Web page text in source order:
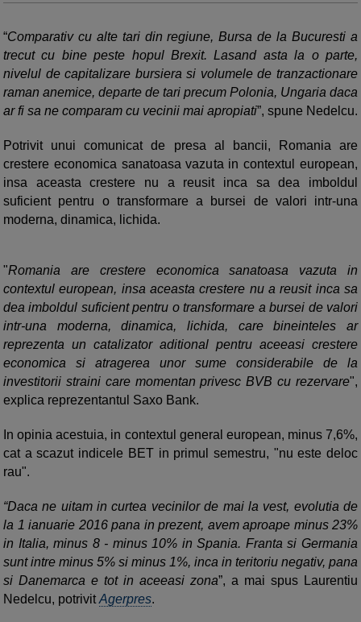
“Comparativ cu alte tari din regiune, Bursa de la Bucuresti a
trecut cu bine peste hopul Brexit. Lasand asta la o parte,
nivelul de capitalizare bursiera si volumele de tranzactionare
raman anemice, departe de tari precum Polonia, Ungaria daca
ar fi sa ne comparam cu vecinii mai apropiati”, spune Nedelcu.
Potrivit unui comunicat de presa al bancii, Romania are
crestere economica sanatoasa vazuta in contextul european,
insa aceasta crestere nu a reusit inca sa dea imboldul
suficient pentru o transformare a bursei de valori intr-una
moderna, dinamica, lichida.
"Romania are crestere economica sanatoasa vazuta in
contextul european, insa aceasta crestere nu a reusit inca sa
dea imboldul suficient pentru o transformare a bursei de valori
intr-una moderna, dinamica, lichida, care bineinteles ar
reprezenta un catalizator aditional pentru aceeasi crestere
economica si atragerea unor sume considerabile de la
investitorii straini care momentan privesc BVB cu rezervare",
explica reprezentantul Saxo Bank.
In opinia acestuia, in contextul general european, minus 7,6%,
cat a scazut indicele BET in primul semestru, "nu este deloc
rau".
“Daca ne uitam in curtea vecinilor de mai la vest, evolutia de
la 1 ianuarie 2016 pana in prezent, avem aproape minus 23%
in Italia, minus 8 - minus 10% in Spania. Franta si Germania
sunt intre minus 5% si minus 1%, inca in teritoriu negativ, pana
si Danemarca e tot in aceeasi zona”, a mai spus Laurentiu
Nedelcu, potrivitAgerpres.